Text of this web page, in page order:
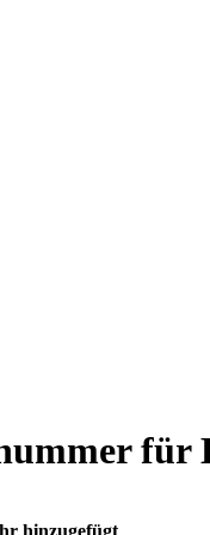
für
hinzugefügt.